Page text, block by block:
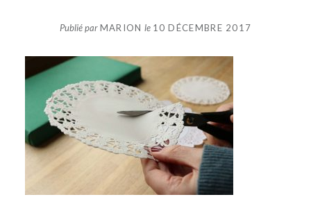
Publié parMARION le 10 DÉCEMBRE 2017